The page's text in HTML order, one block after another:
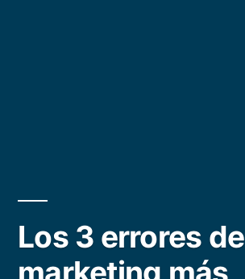
Los 3 errores de